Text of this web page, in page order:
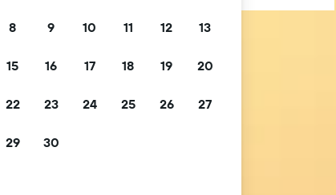
8 9 10 11 12 13
15 16 17 18 19 20
22 23 24 25 26 27
29 30